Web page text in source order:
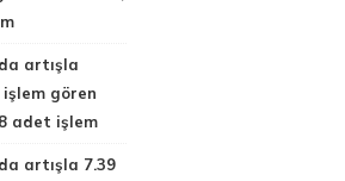
artışla
gören
adet işlem
artışla 7.39